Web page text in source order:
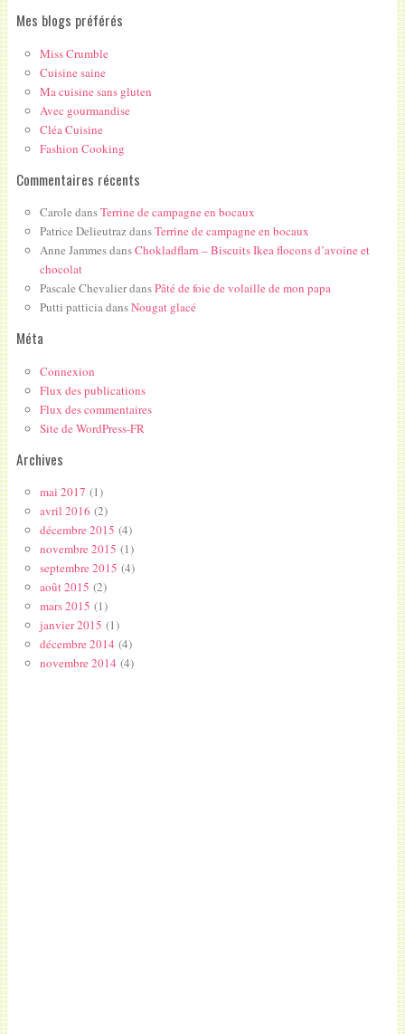
Mes blogs préférés
Miss Crumble
Cuisine saine
Ma cuisine sans gluten
Avec gourmandise
Cléa Cuisine
Fashion Cooking
Commentaires récents
Carole dansTerrine de campagne en bocaux
Patrice DelieutrazdansTerrine de campagne en bocaux
Anne JammesdansChokladflarn – Biscuits Ikea flocons d’avoine et
chocolat
Pascale ChevalierdansPâté de foie de volaille de mon papa
Putti patticiadansNougat glacé
Méta
Connexion
Flux des publications
Flux des commentaires
Site de WordPress-FR
Archives
mai 2017 (1)
avril 2016 (2)
décembre 2015 (4)
novembre 2015 (1)
septembre 2015 (4)
août 2015 (2)
mars 2015 (1)
janvier 2015 (1)
décembre 2014(4)
novembre 2014(4)